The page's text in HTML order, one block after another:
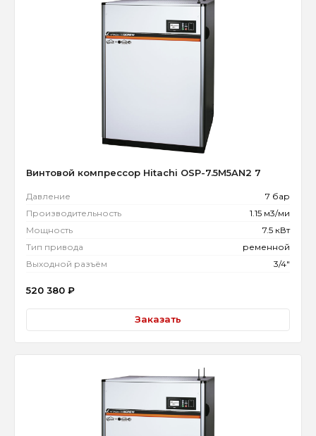
Винтовой компрессор Hitachi OSP-7.5M5AN2 7
Давление
7 бар
Производительность
1.15 м3/ми
Мощность
7.5 кВт
Тип привода
ременной
Выходной разъём
3/4"
520 380 ₽
Заказать